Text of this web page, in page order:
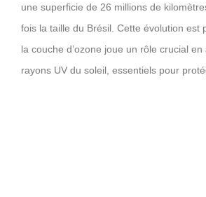
une superficie de 26 millions de
fois la taille du Brésil. Cette évolution est
la couche d’ozone joue un rôle crucial
rayons UV du soleil, essentiels pour